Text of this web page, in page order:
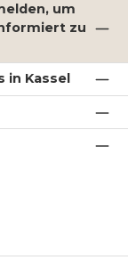
um
zu
in Kassel